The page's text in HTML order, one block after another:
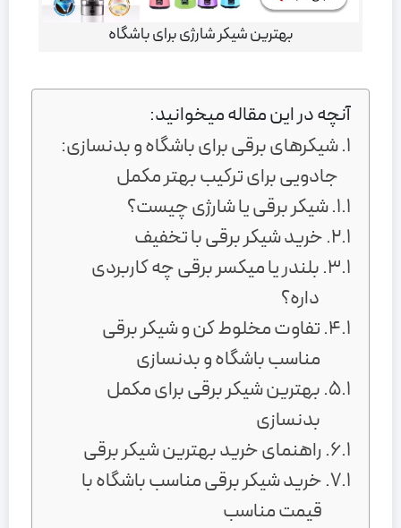
بهترین شیکر شارژی برای باشگاه
آنچه در این مقاله میخوانید:
شیکرهای برقی برای باشگاه و بدنسازی:
جادویی برای ترکیب‌ بهتر مکمل
شیکر برقی یا شارژی چیست؟
خرید شیکر برقی با تخفیف
بلندر یا میکسر برقی چه کاربردی
داره؟
تفاوت مخلوط کن و شیکر برقی
مناسب باشگاه و بدنسازی
بهترین شیکر برقی برای مکمل
بدنسازی
راهنمای خرید بهترین شیکر برقی
خرید شیکر برقی مناسب باشگاه با
قیمت مناسب